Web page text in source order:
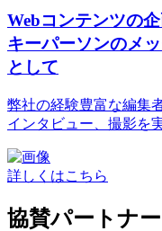
Webコンテンツの
キーパーソンのメ
として
弊社の経験豊富な編集
インタビュー、撮影を
詳しくはこちら
協賛パートナー